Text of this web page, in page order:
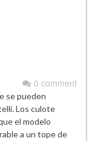
0 comment
se pueden
Los culote
el modelo
a un tope de